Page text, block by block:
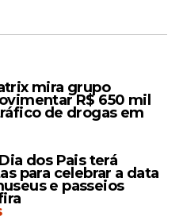
mira grupo
R$ 650 mil
de drogas em
dos Pais terá
para celebrar a data
e passeios